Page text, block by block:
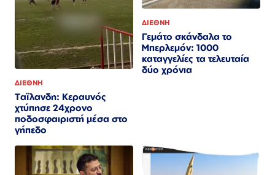
ΔΙΕΘΝΗ
Ταϊλανδη: Κεραυνός
χτύπησε 24χρονο
ποδοσφαιριστή μέσα στο
γήπεδο
ΔΙΕΘΝΗ
Γεμάτο σκάνδαλα το
Μπερλεμόν: 1000
καταγγελίες τα τελευταία
δύο χρόνια